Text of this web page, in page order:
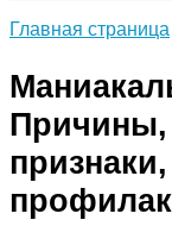
Главная страница